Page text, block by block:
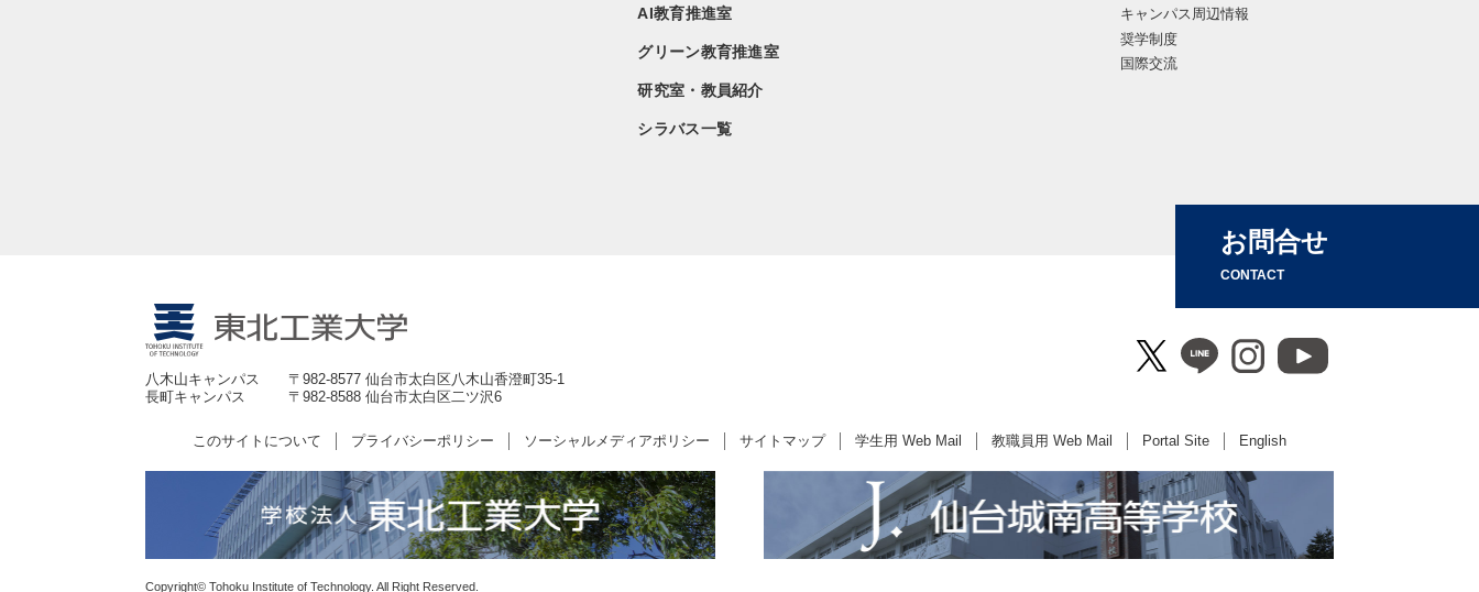
AI教育推進室
グリーン教育推進室
研究室・教員紹介
シラバス一覧
キャンパス周辺情報
奨学制度
国際交流
お問合せ
CONTACT
八木山キャンパス
〒982-8577 仙台市太白区八木山香澄町35-1
長町キャンパス
〒982-8588 仙台市太白区二ツ沢6
このサイトについて プライバシーポリシー ソーシャルメディアポリシー サイトマップ 学生用 Web Mail 教職員用 Web Mail Portal Site English
Copyright© Tohoku Institute of Technology. All Right Reserved.